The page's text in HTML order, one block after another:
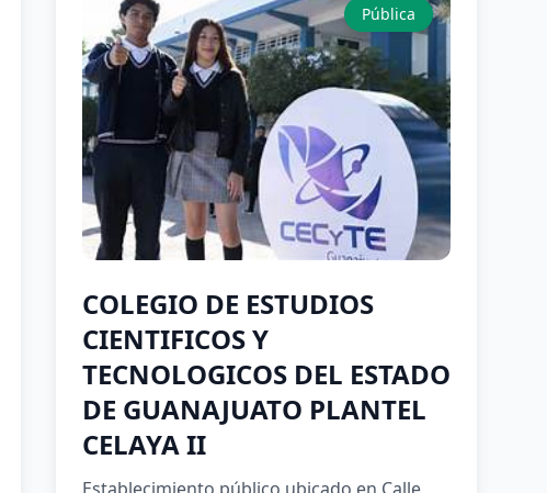
Pública
COLEGIO DE ESTUDIOS
CIENTIFICOS Y
TECNOLOGICOS DEL ESTADO
DE GUANAJUATO PLANTEL
CELAYA II